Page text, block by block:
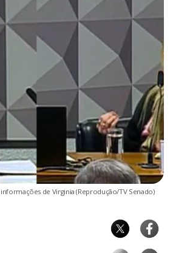
de Virginia (Reprodução/TV Senado)